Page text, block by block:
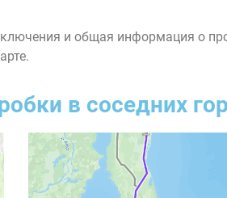
и общая информация о
в соседних